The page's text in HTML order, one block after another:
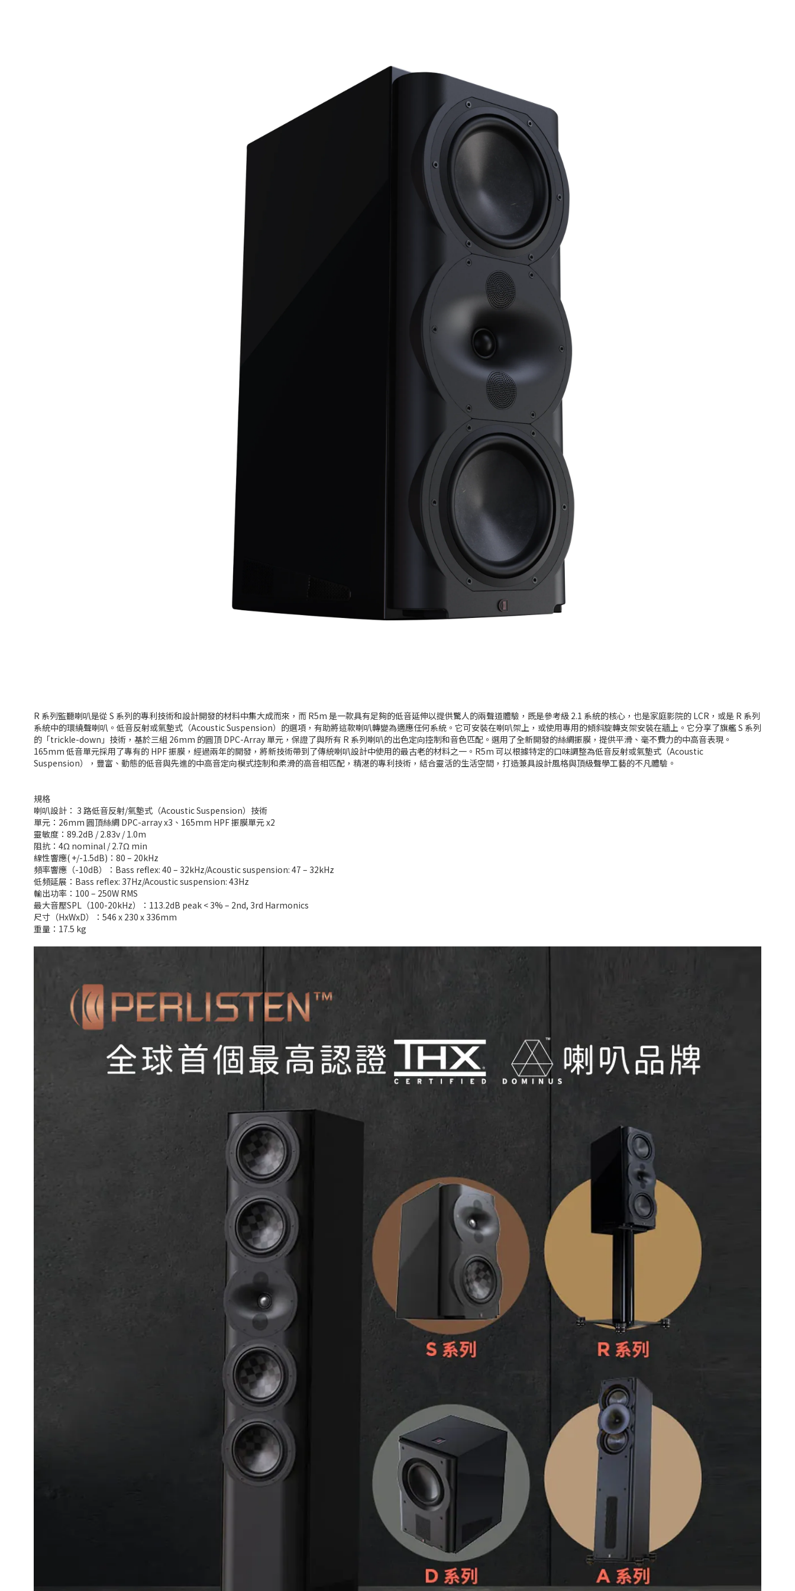
R 系列監聽喇叭是從 S 系列的專利技術和設計開發的材料中集大成而來，而 R5m 是一款具有足夠的低音延伸以提供驚人的兩聲道體驗，既是參考級 2.1 系統的核心，也是家庭影院的 LCR，或是 R 系列
系統中的環繞聲喇叭。低音反射或氣墊式（Acoustic Suspension）的選項，有助將這款喇叭轉變為適應任何系統。它可安裝在喇叭架上，或使用專用的傾斜旋轉支架安裝在牆上。它分享了旗艦 S 系列
的「trickle-down」技術，基於三組 26mm 的圓頂 DPC-Array 單元，保證了與所有 R 系列喇叭的出色定向控制和音色匹配。選用了全新開發的絲綢振膜，提供平滑、毫不費力的中高音表現。
165mm 低音單元採用了專有的 HPF 振膜，經過兩年的開發，將新技術帶到了傳統喇叭設計中使用的最古老的材料之一。R5m 可以根據特定的口味調整為低音反射或氣墊式（Acoustic
Suspension），豐富、動態的低音與先進的中高音定向模式控制和柔滑的高音相匹配，精湛的專利技術，結合靈活的生活空間，打造兼具設計風格與頂級聲學工藝的不凡體驗。
規格
喇叭設計： 3 路低音反射/氣墊式（Acoustic Suspension）技術
單元：26mm 圓頂絲綢 DPC-array x3、165mm HPF 振膜單元 x2
靈敏度：89.2dB / 2.83v / 1.0m
阻抗：4Ω nominal / 2.7Ω min
線性響應( +/-1.5dB)：80 – 20kHz
頻率響應（-10dB）：Bass reflex: 40 – 32kHz/Acoustic suspension: 47 – 32kHz
低頻延展：Bass reflex: 37Hz/Acoustic suspension: 43Hz
輸出功率：100 – 250W RMS
最大音壓SPL（100-20kHz）：113.2dB peak < 3% – 2nd, 3rd Harmonics
尺寸（HxWxD）：546 x 230 x 336mm
重量：17.5 kg